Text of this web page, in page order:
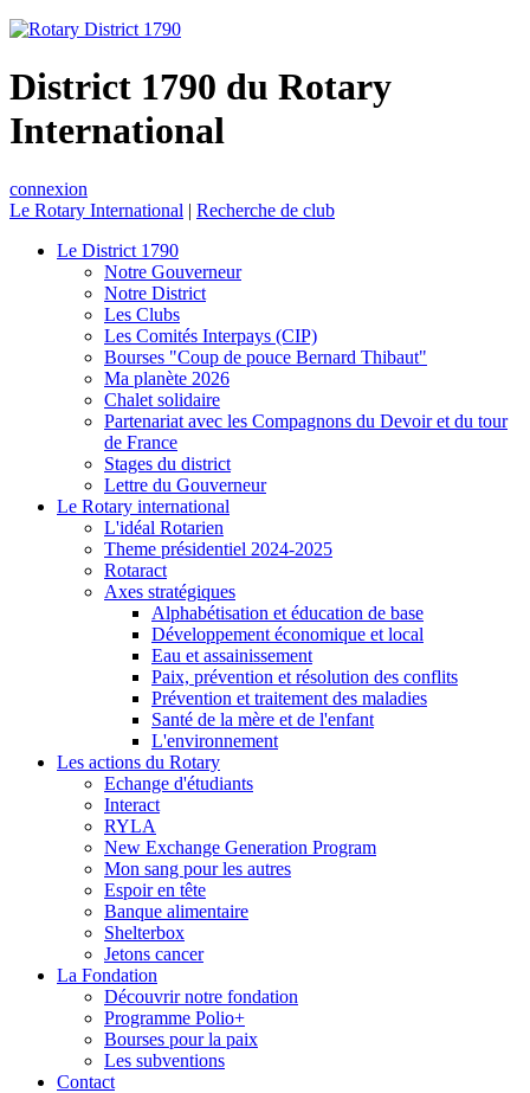
District 1790 du Rotary
International
connexion
Le Rotary International | Recherche de club
Le District 1790
Notre Gouverneur
Notre District
Les Clubs
Les Comités Interpays (CIP)
Bourses "Coup de pouce Bernard Thibaut"
Ma planète 2026
Chalet solidaire
Partenariat avec les Compagnons du Devoir et du tour
de France
Stages du district
Lettre du Gouverneur
Le Rotary international
L'idéal Rotarien
Theme présidentiel 2024-2025
Rotaract
Axes stratégiques
Alphabétisation et éducation de base
Développement économique et local
Eau et assainissement
Paix, prévention et résolution des conflits
Prévention et traitement des maladies
Santé de la mère et de l'enfant
L'environnement
Les actions du Rotary
Echange d'étudiants
Interact
RYLA
New Exchange Generation Program
Mon sang pour les autres
Espoir en tête
Banque alimentaire
Shelterbox
Jetons cancer
La Fondation
Découvrir notre fondation
Programme Polio+
Bourses pour la paix
Les subventions
Contact